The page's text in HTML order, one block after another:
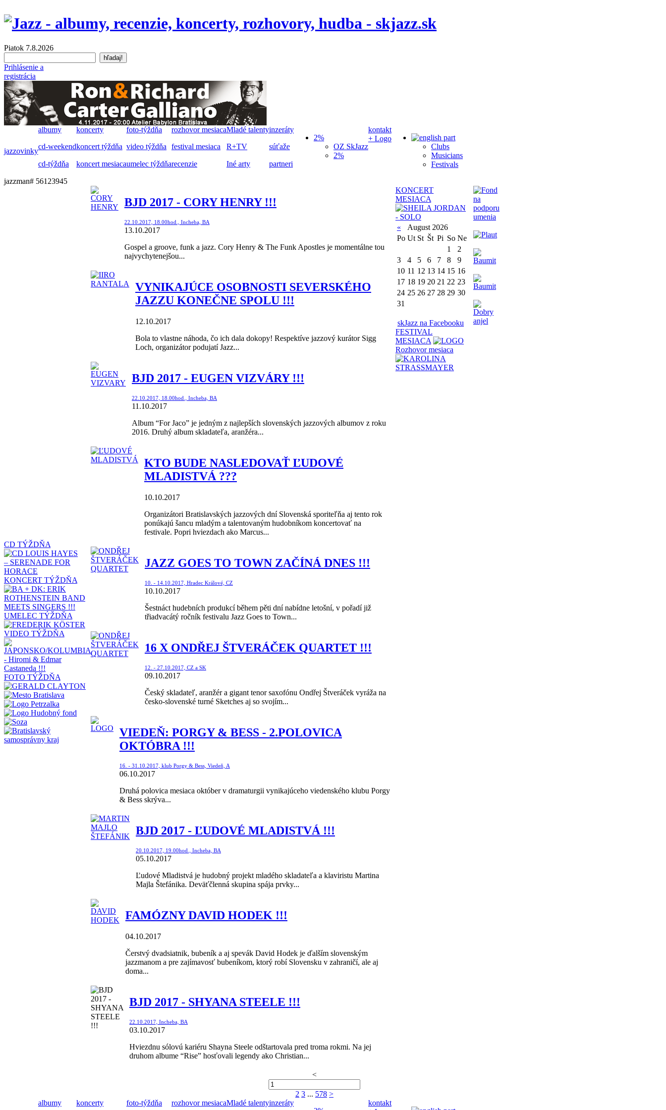
Piatok 7.8.2026
Prihlásenie a
registrácia
jazzovinky
albumy koncerty foto-týždňa rozhovor mesiacaMladé talentyinzeráty
2%
OZ SkJazz
2%
kontakt
+ Logo
Clubs
Musicians
Festivals
cd-weekendkoncert týždňa video týždňa festival mesiaca R+TV súťaže
cd-týždňa koncert mesiacaumelec týždňarecenzie Iné arty partneri
jazzman# 56123945
CD TÝŽDŇA
KONCERT TÝŽDŇA
UMELEC TÝŽDŇA
VIDEO TÝŽDŇA
FOTO TÝŽDŇA
BJD 2017 - CORY HENRY !!!
22.10.2017, 18.00hod., Incheba, BA
13.10.2017
Gospel a groove, funk a jazz. Cory Henry & The Funk Apostles je momentálne tou
najvychytenejšou...
VYNIKAJÚCE OSOBNOSTI SEVERSKÉHO
JAZZU KONEČNE SPOLU !!!
12.10.2017
Bola to vlastne náhoda, čo ich dala dokopy! Respektíve jazzový kurátor Sigg
Loch, organizátor podujatí Jazz...
BJD 2017 - EUGEN VIZVÁRY !!!
22.10.2017, 18.00hod., Incheba, BA
11.10.2017
Album “For Jaco” je jedným z najlepších slovenských jazzových albumov z roku
2016. Druhý album skladateľa, aranžéra...
KTO BUDE NASLEDOVAŤ ĽUDOVÉ
MLADISTVÁ ???
10.10.2017
Organizátori Bratislavských jazzových dní Slovenská sporiteľňa aj tento rok
ponúkajú šancu mladým a talentovaným hudobníkom koncertovať na
festivale. Popri hviezdach ako Marcus...
JAZZ GOES TO TOWN ZAČÍNÁ DNES !!!
10. - 14.10.2017, Hradec Králové, CZ
10.10.2017
Šestnáct hudebních produkcí během pěti dní nabídne letošní, v pořadí již
třiadvacátý ročník festivalu Jazz Goes to Town...
16 X ONDŘEJ ŠTVERÁČEK QUARTET !!!
12. - 27.10.2017, CZ a SK
09.10.2017
Český skladateľ, aranžér a gigant tenor saxofónu Ondřej Štveráček vyráža na
česko-slovenské turné Sketches aj so svojím...
VIEDEŇ: PORGY & BESS - 2.POLOVICA
OKTÓBRA !!!
16. - 31.10.2017, klub Porgy & Bess, Viedeň, A
06.10.2017
Druhá polovica mesiaca október v dramaturgii vynikajúceho viedenského klubu Porgy
& Bess skrýva...
BJD 2017 - ĽUDOVÉ MLADISTVÁ !!!
20.10.2017, 19.00hod., Incheba, BA
05.10.2017
Ľudové Mladistvá je hudobný projekt mladého skladateľa a klaviristu Martina
Majla Štefánika. Deväťčlenná skupina spája prvky...
FAMÓZNY DAVID HODEK !!!
04.10.2017
Čerstvý dvadsiatnik, bubeník a aj spevák David Hodek je ďalším slovenským
jazzmanom a pre zajímavosť bubeníkom, ktorý robí Slovensku v zahraničí, ale aj
doma...
BJD 2017 - SHYANA STEELE !!!
22.10.2017, Incheba, BA
03.10.2017
Hviezdnu sólovú kariéru Shayna Steele odštartovala pred troma rokmi. Na jej
druhom albume “Rise” hosťovali legendy ako Christian...
<
2 3 ... 578 >
KONCERT
MESIACA
«
August 2026
Po Ut St Št Pi So Ne
1
2
3
4 5 6 7 8
9
10 11 12 13 14 15 16
17 18 19 20 21 22 23
24 25 26 27 28 29 30
31
skJazz na Facebooku
FESTIVAL
MESIACA
Rozhovor mesiaca
albumy koncerty foto-týždňa rozhovor mesiacaMladé talentyinzeráty
kontakt